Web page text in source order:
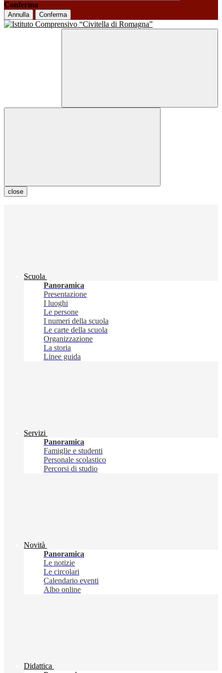
Conferma
Annulla Conferma
close
Scuola
Panoramica
Presentazione
I luoghi
Le persone
I numeri della scuola
Le carte della scuola
Organizzazione
La storia
Linee guida
Servizi
Panoramica
Famiglie e studenti
Personale scolastico
Percorsi di studio
Novità
Panoramica
Le notizie
Le circolari
Calendario eventi
Albo online
Didattica